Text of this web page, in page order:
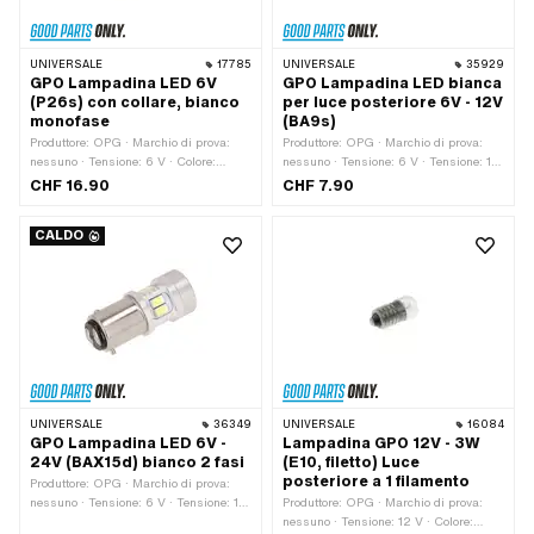
UNIVERSALE 17785
GPO Lampadina LED 6V
(P26s) con collare, bianco
monofase
Produttore: OPG · Marchio di prova:
nessuno · Tensione: 6 V · Colore:
bianco · Lunghezza totale: 47 mm ·
Sì
CHF 16.90
UNIVERSALE 35929
GPO Lampadina LED bianca
per luce posteriore 6V - 12V
(BA9s)
Produttore: OPG · Marchio di prova:
nessuno · Tensione: 6 V · Tensione: 12
V · Colore: bianco · Lunghezza totale:
CHF 7.90
CALDO
UNIVERSALE 36349
GPO Lampadina LED 6V -
24V (BAX15d) bianco 2 fasi
Produttore: OPG · Marchio di prova:
nessuno · Tensione: 6 V · Tensione: 12
UNIVERSALE 16084
Lampadina GPO 12V - 3W
(E10, filetto) Luce
posteriore a 1 filamento
Produttore: OPG · Marchio di prova:
nessuno · Tensione: 12 V · Colore: